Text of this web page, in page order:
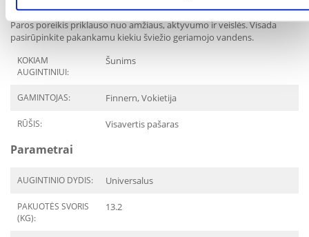
Paros poreikis priklauso nuo amžiaus, aktyvumo ir veislės. Visada
pasirūpinkite pakankamu kiekiu šviežio geriamojo vandens.
KOKIAM
AUGINTINIUI:
Šunims
GAMINTOJAS: Finnern, Vokietija
RŪŠIS: Visavertis pašaras
Parametrai
AUGINTINIO DYDIS: Universalus
PAKUOTĖS SVORIS
(KG):
13.2